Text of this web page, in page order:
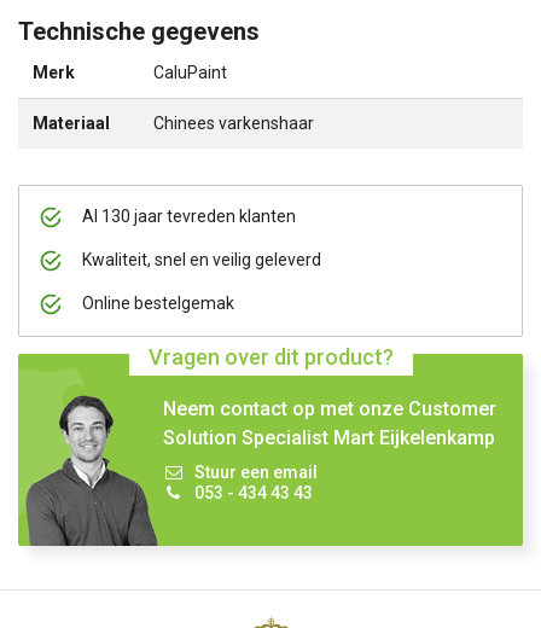
Al 130 jaar tevreden klanten
Kwaliteit, snel en veilig geleverd
Online bestelgemak
Vragen over dit product?
Neem contact op met onze Customer
Solution Specialist Mart Eijkelenkamp
Stuur een email
053 - 434 43 43
Technische gegevens
Merk CaluPaint
Materiaal Chinees varkenshaar